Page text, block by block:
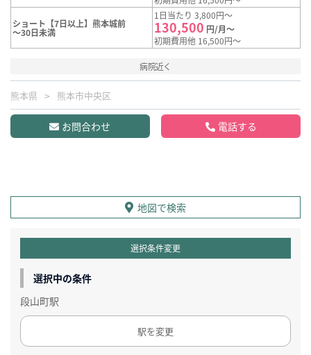
ショート【7日以上】熊本城前
～30日未満
1日当たり 3,800円～
130,500 円/月～
初期費用他 16,500円～
病院近く
熊本県 熊本市中央区
お問合わせ 電話する
地図で検索
選択条件変更
選択中の条件
段山町駅
駅を変更